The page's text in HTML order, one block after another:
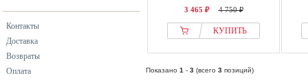
Контакты
Доставка
Возвраты
Оплата
3 465 ₽ 4 750 ₽
КУПИТЬ
Показано 1 - 3 (всего 3 позиций)